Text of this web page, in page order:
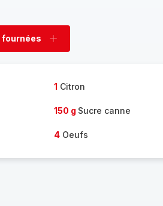
fournées
Ajouter
1 Citron
150 g Sucre canne
4Oeufs